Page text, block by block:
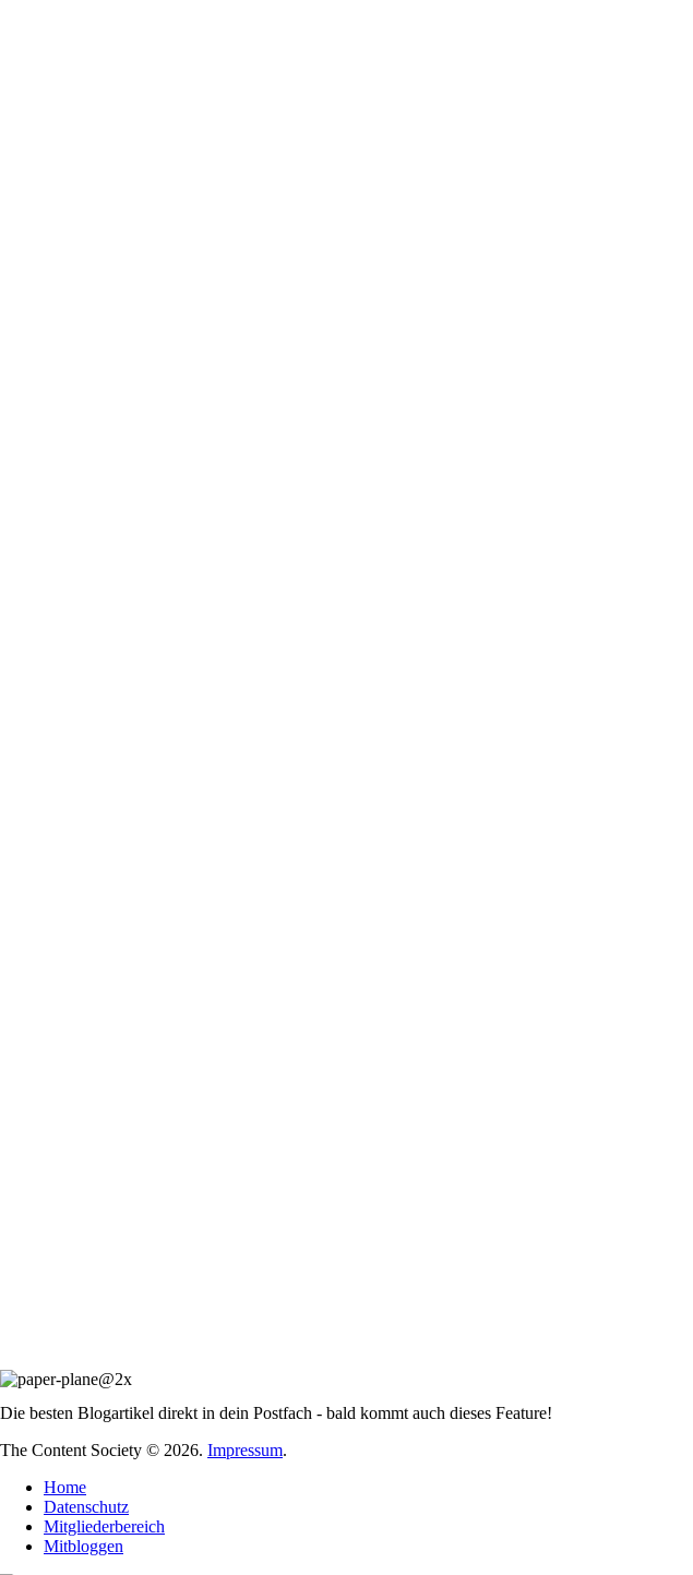
Die besten Blogartikel direkt in dein Postfach - bald kommt auch dieses Feature!
The Content Society © 2026. Impressum.
Home
Datenschutz
Mitgliederbereich
Mitbloggen